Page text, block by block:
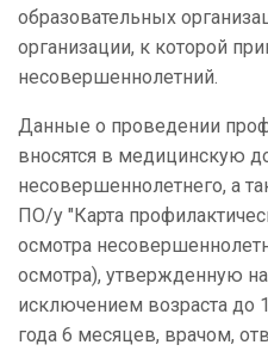
образовательных
организации, к которой
несовершеннолетний.
Данные о проведении
вносятся в медицинскую
несовершеннолетнего, а
ПО/у "Карта
осмотра
осмотра), утвержденную
исключением возраста до
года 6 месяцев, врачом,